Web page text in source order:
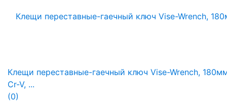
Клещи переставные-гаечный ключ Vise-Wrench,
Cr-V, ...
(0)